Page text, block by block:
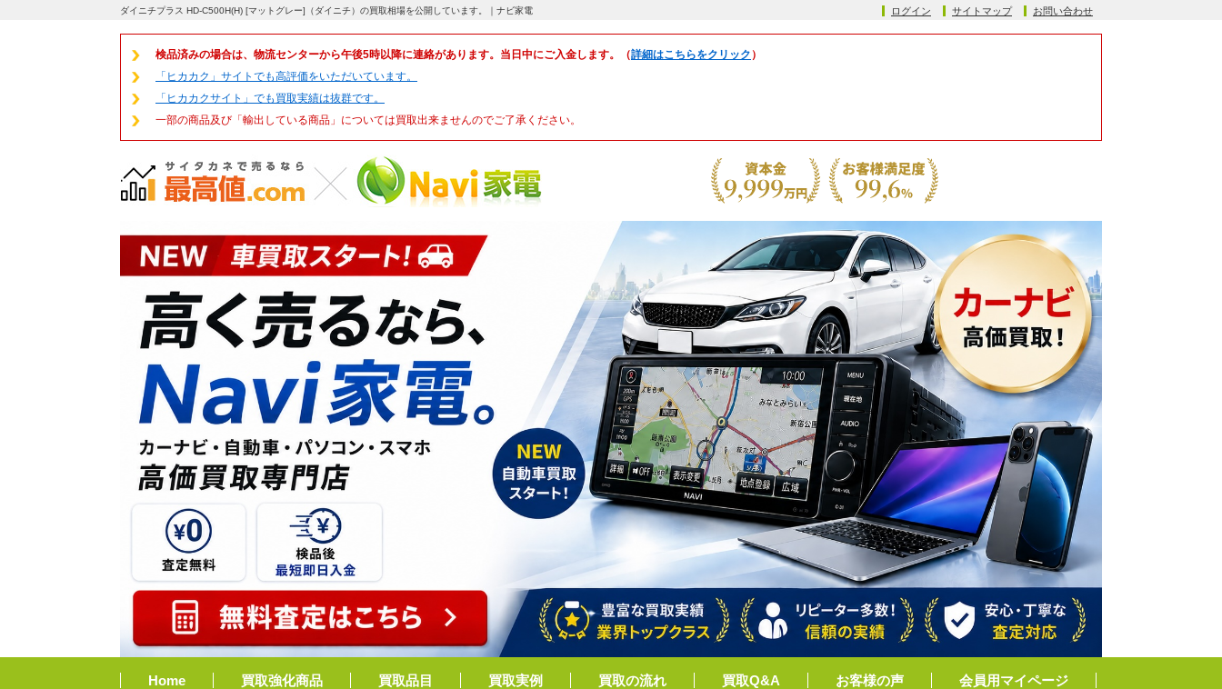
ダイニチプラス HD-C500H(H) [マットグレー]（ダイニチ）の買取相場を公開しています。｜ナビ家電 ログイン サイトマップ お問い合わせ
検品済みの場合は、物流センターから午後5時以降に連絡があります。当日中にご入金します。（詳細はこちらをクリック ）
「ヒカカク」サイトでも高評価をいただいています。
「ヒカカクサイト」でも買取実績は抜群です。
一部の商品及び「輸出している商品」については買取出来ませんのでご了承ください。
Home 買取強化商品 買取品目 買取実例 買取の流れ 買取Q&A お客様の声 会員用マイページ